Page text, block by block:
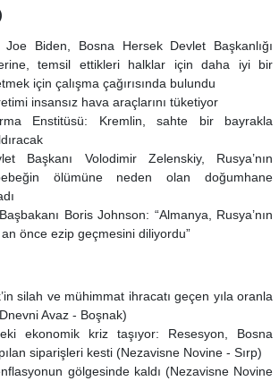
Joe Biden, Bosna Hersek Devlet Başkanlığı
temsil ettikleri halklar için daha iyi bir
için çalışma çağırısında bulundu
insansız hava araçlarını tüketiyor
Enstitüsü: Kremlin, sahte bir bayrakla
Başkanı Volodimir Zelenskiy, Rusya’nın
ölümüne neden olan doğumhane
Boris Johnson: “Almanya, Rusya’nın
an önce ezip geçmesini diliyordu”
silah ve mühimmat ihracatı geçen yıla oranla
Avaz - Boşnak)
ekonomik kriz taşıyor: Resesyon, Bosna
siparişleri kesti (Nezavisne Novine - Sırp)
gölgesinde kaldı (Nezavisne Novine